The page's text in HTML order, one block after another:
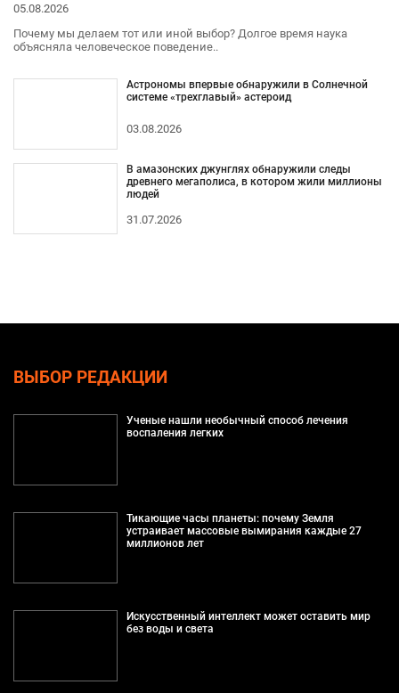
05.08.2026
Почему мы делаем тот или иной выбор? Долгое время наука
объясняла человеческое поведение..
Астрономы впервые обнаружили в Солнечной
системе «трехглавый» астероид
03.08.2026
В амазонских джунглях обнаружили следы
древнего мегаполиса, в котором жили миллионы
людей
31.07.2026
ВЫБОР РЕДАКЦИИ
Ученые нашли необычный способ лечения
воспаления легких
Тикающие часы планеты: почему Земля
устраивает массовые вымирания каждые 27
миллионов лет
Искусственный интеллект может оставить мир
без воды и света